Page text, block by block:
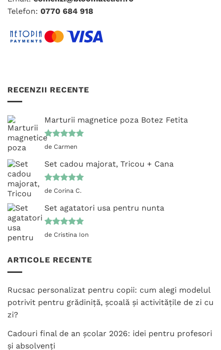
Telefon: 0770 684 918
RECENZII RECENTE
Marturii magnetice poza Botez Fetita
Evaluat la
de Carmen
Set cadou majorat, Tricou + Cana
Evaluat la
de Corina C.
Set agatatori usa pentru nunta
Evaluat la
de Cristina Ion
ARTICOLE RECENTE
Rucsac personalizat pentru copii: cum alegi modelul
potrivit pentru grădiniță, școală și activitățile de zi cu
zi?
Cadouri final de an școlar 2026: idei pentru profesori
și absolvenți